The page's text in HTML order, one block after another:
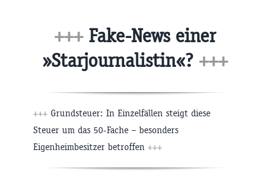
+++ Fake-News einer
»Starjournalistin«? +++
+++ Grundsteuer: In Einzelfällen steigt diese
Steuer um das 50-Fache – besonders
Eigenheimbesitzer betroffen +++